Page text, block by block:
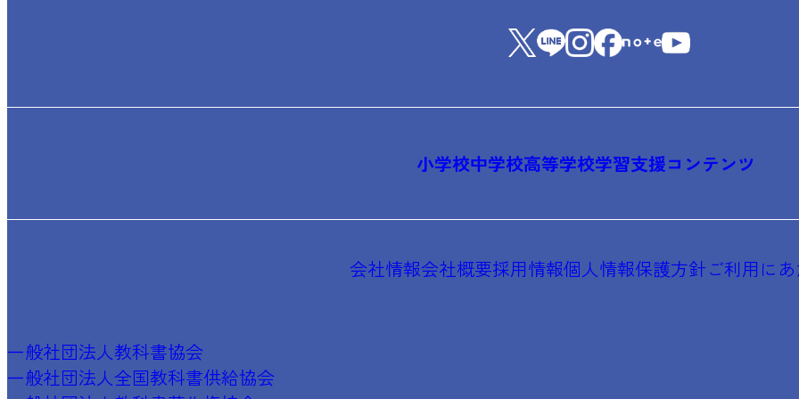
小学校中学校高等学校学習支援コンテンツ
会社情報会社概要採用情報個人情報保護方針ご利用に
一般社団法人教科書協会
一般社団法人全国教科書供給協会